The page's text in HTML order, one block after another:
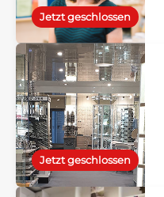
Jetzt geschlossen
Jetzt geschlossen